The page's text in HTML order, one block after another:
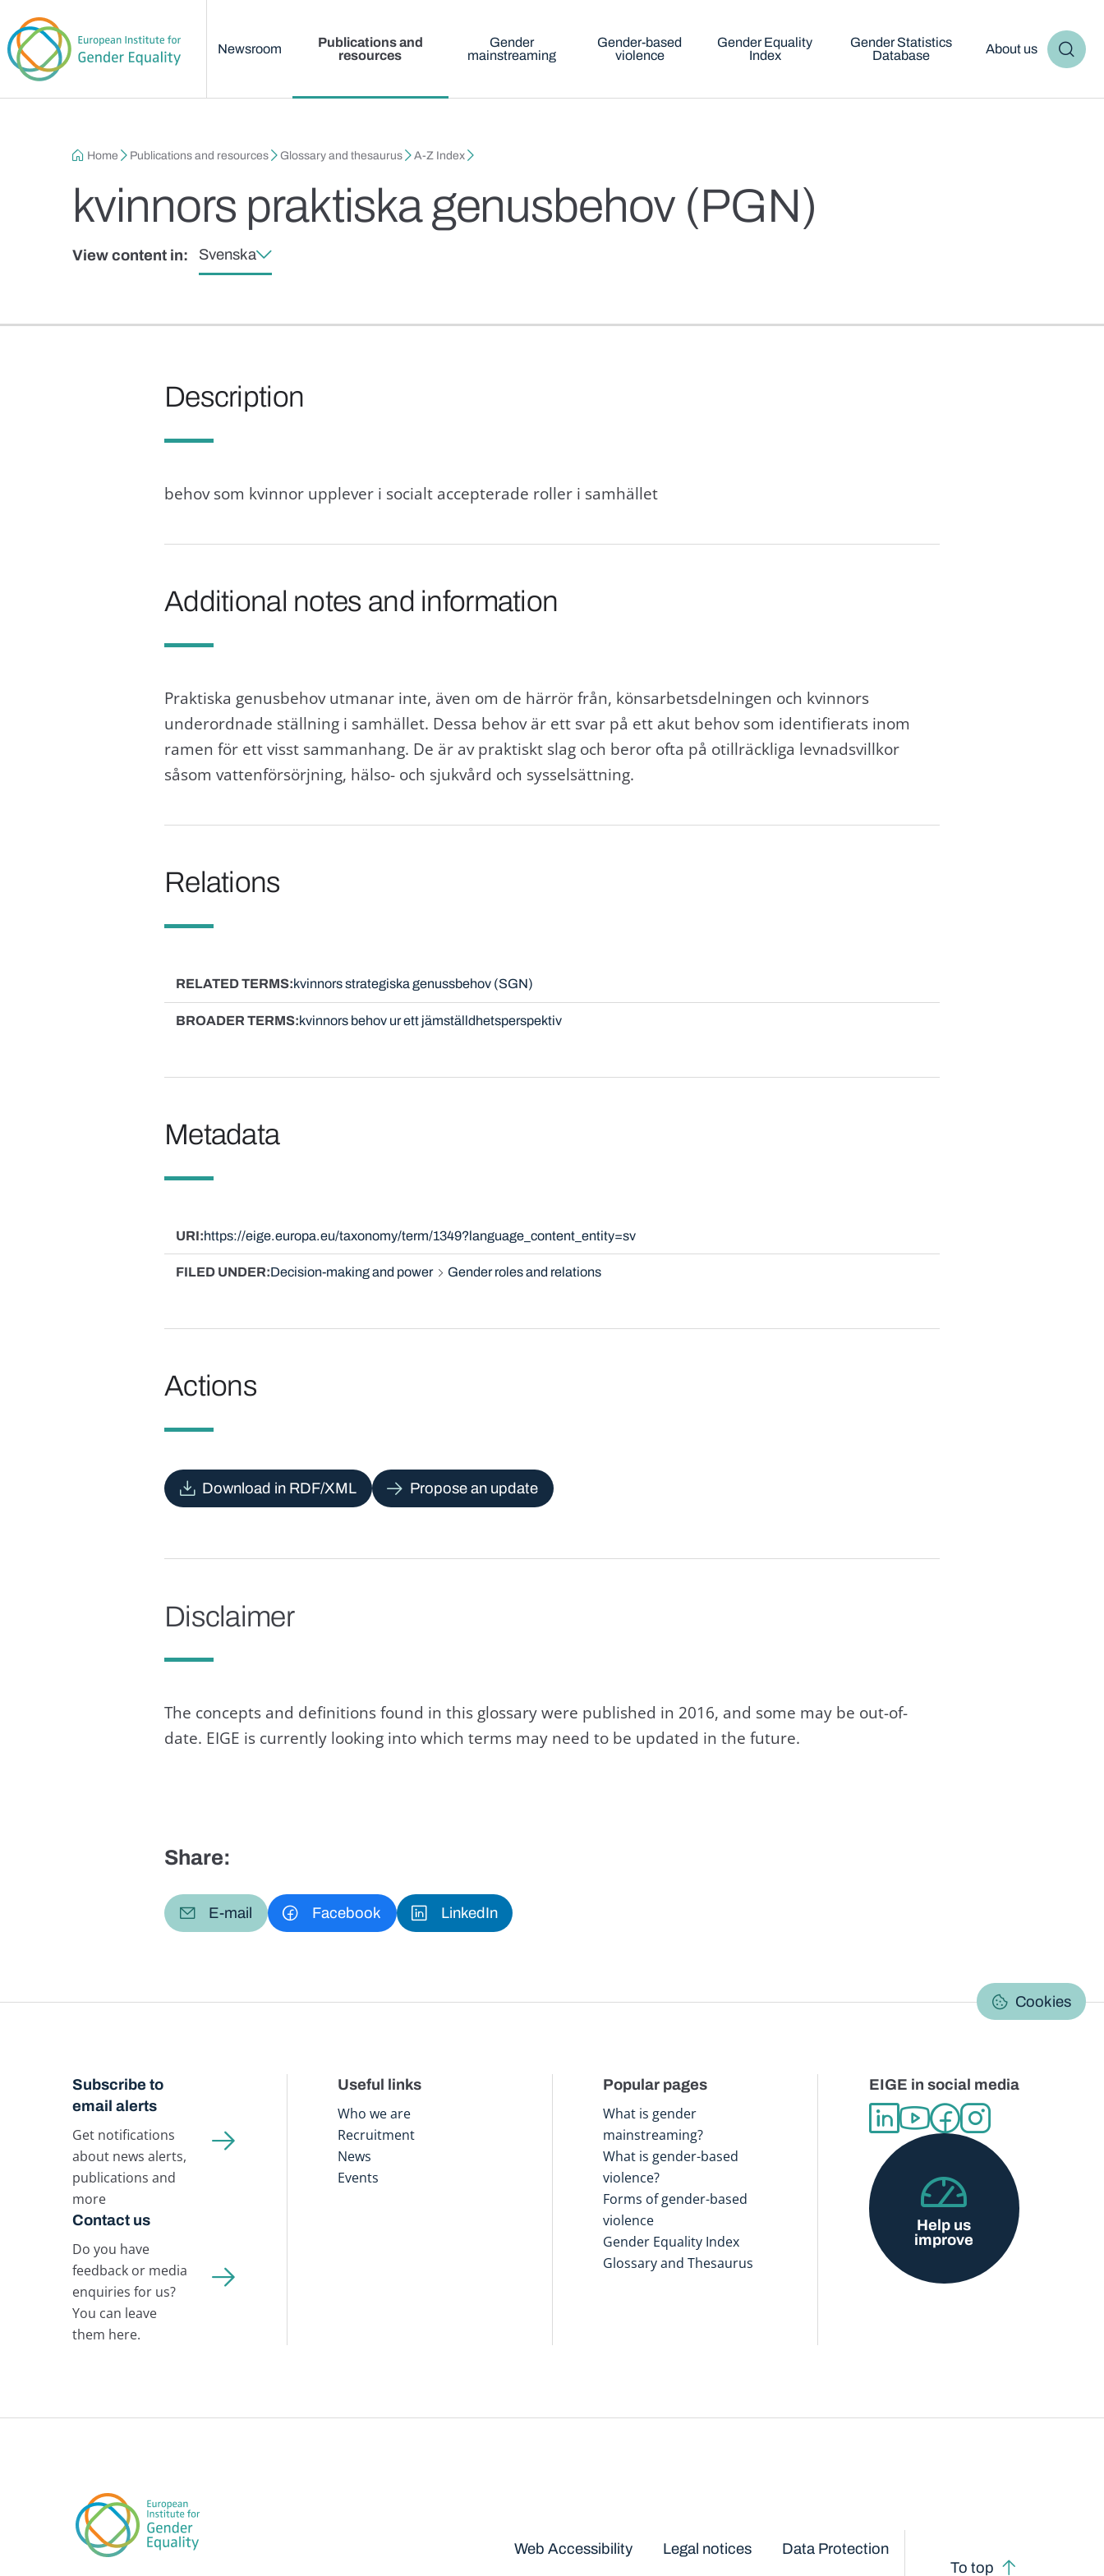
Newsroom
Publications and
resources
Gender
mainstreaming
Gender-based
violence
Gender Equality
Index
Gender Statistics
Database
About us
Breadcrumb
Home Publications and resources Glossary and thesaurus A-Z Index
kvinnors praktiska genusbehov (PGN)
View content in: Svenska
Description
behov som kvinnor upplever i socialt accepterade roller i samhället
Additional notes and information
Praktiska genusbehov utmanar inte, även om de härrör från, könsarbetsdelningen och kvinnors
underordnade ställning i samhället. Dessa behov är ett svar på ett akut behov som identifierats inom
ramen för ett visst sammanhang. De är av praktiskt slag och beror ofta på otillräckliga levnadsvillkor
såsom vattenförsörjning, hälso- och sjukvård och sysselsättning.
Relations
RELATED TERMS kvinnors strategiska genussbehov (SGN)
BROADER TERMS kvinnors behov ur ett jämställdhetsperspektiv
Metadata
URI https://eige.europa.eu/taxonomy/term/1349?language_content_entity=sv
FILED UNDER Decision-making and power Gender roles and relations
Actions
Download in RDF/XML Propose an update
Disclaimer
The concepts and definitions found in this glossary were published in 2016, and some may be out-of-
date. EIGE is currently looking into which terms may need to be updated in the future.
Share:
E-mail Facebook LinkedIn
Cookies
Subscribe to
email alerts
Get notifications
about news alerts,
publications and
more
Contact us
Do you have
feedback or media
enquiries for us?
You can leave
them here.
Useful links
Who we are
Recruitment
News
Events
Popular pages
What is gender
mainstreaming?
What is gender-based
violence?
Forms of gender-based
violence
Gender Equality Index
Glossary and Thesaurus
EIGE in social media
Help us
improve
Web Accessibility Legal notices
Data Protection
To top